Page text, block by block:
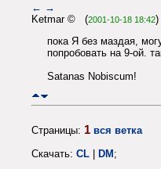
← →
Ketmar © (2001-10-18 18:42)
пока Я без маздая,
попробовать на 9-ой.
Satanas Nobiscum!
Страницы: 1 вся ветка
Скачать: CL | DM;